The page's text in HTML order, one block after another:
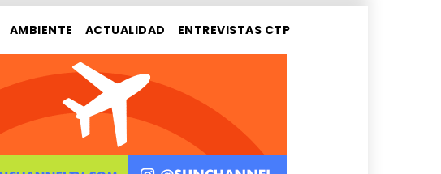
AMBIENTE ACTUALIDAD ENTREVISTAS CTP